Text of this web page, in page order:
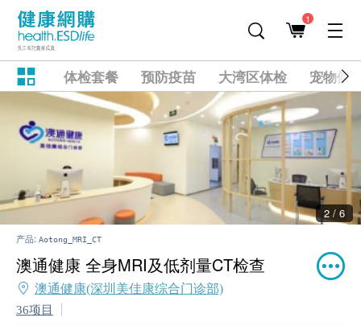
1
体检套餐 预防疫苗 大湾区体检 宠物健
2 / 6
产品: Aotong_MRI_CT
澳通健康 全身MRI及低剂量CT检查
澳通健康(深圳美佳康综合门诊部)
36项目